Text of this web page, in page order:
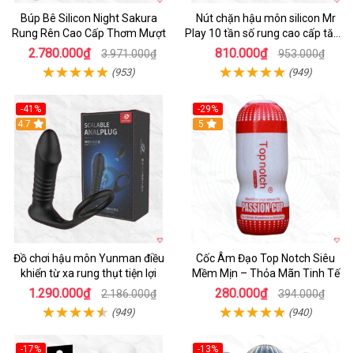
Búp Bê Silicon Night Sakura
Rung Rên Cao Cấp Thơm Mượt
2.780.000₫ 3.971.000₫
(953)
Nút chặn hậu môn silicon Mr
Play 10 tần số rung cao cấp tăng
khoái cảm
810.000₫ 953.000₫
(949)
-41%
Hot
4.7
Đồ chơi hậu môn Yunman điều
khiển từ xa rung thụt tiện lợi
1.290.000₫ 2.186.000₫
(949)
-29%
5
Cốc Âm Đạo Top Notch Siêu
Mềm Mịn – Thỏa Mãn Tinh Tế
280.000₫ 394.000₫
(940)
-17%
-13%